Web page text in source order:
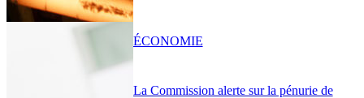
La Commission alerte sur la pénurie de
ÉCONOMIE